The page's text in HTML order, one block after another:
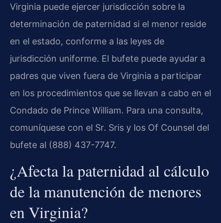
Virginia puede ejercer jurisdicción sobre la
determinación de paternidad si el menor reside
en el estado, conforme a las leyes de
jurisdicción uniforme. El bufete puede ayudar a
padres que viven fuera de Virginia a participar
en los procedimientos que se llevan a cabo en el
Condado de Prince William. Para una consulta,
comuníquese con el Sr. Sris y los Of Counsel del
bufete al (888) 437-7747.
¿Afecta la paternidad al cálculo
de la manutención de menores
en Virginia?